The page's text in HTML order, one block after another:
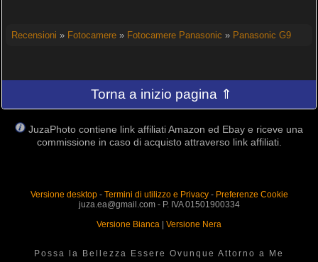
Recensioni » Fotocamere» Fotocamere Panasonic » Panasonic G9
Torna a inizio pagina ⇑
JuzaPhoto contiene link affiliati Amazon ed Ebay e riceve una
commissione in caso di acquisto attraverso link affiliati.
Versione desktop- Termini di utilizzo e Privacy- Preferenze Cookie
juza.ea@gmail.com - P. IVA 01501900334
Versione Bianca | Versione Nera
Possa la Bellezza Essere Ovunque Attorno a Me